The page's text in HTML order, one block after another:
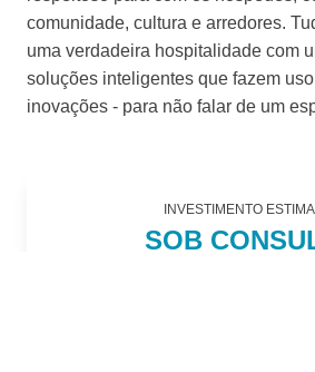
comunidade, cultura e arredores.
uma verdadeira hospitalidade com
soluções inteligentes que fazem
inovações - para não falar de um
INVESTIMENTO
SOB